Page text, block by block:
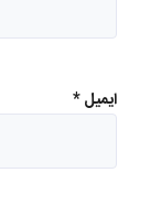
ایمیل*